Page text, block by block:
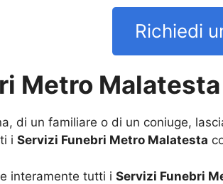
Richiedi
Metro Malatesta
di un familiare o di un coniuge,
i Servizi Funebri Metro Malatesta
interamente tutti i Servizi Funebri